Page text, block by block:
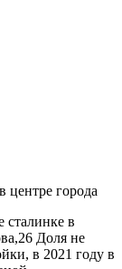
центре города
сталинке в
Доля не
в 2021 году в